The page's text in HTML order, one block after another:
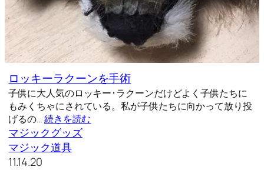
ロッキーラクーンを手術
子供に大人気のロッキー･ラクーンだけどよく子供たちに
もみくちゃにされている。私が子供たちに向かって放り投
げるの…続きを読む
マジックグッズ
マジック道具
11.14.20